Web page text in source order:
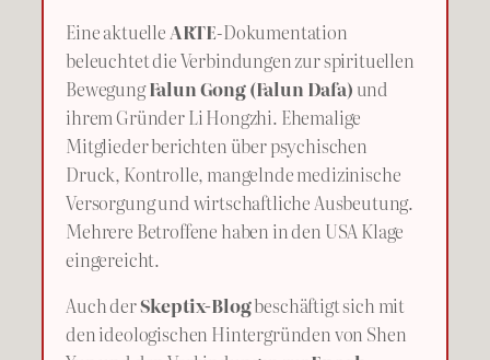
Eine aktuelle ARTE-Dokumentation
beleuchtet die Verbindungen zur spirituellen
BewegungFalun Gong (Falun Dafa) und
ihrem Gründer Li Hongzhi. Ehemalige
Mitglieder berichten über psychischen
Druck, Kontrolle, mangelnde medizinische
Versorgung und wirtschaftliche Ausbeutung.
Mehrere Betroffene haben in den USA Klage
eingereicht.
Auch derSkeptix-Blogbeschäftigt sich mit
den ideologischen Hintergründen von Shen